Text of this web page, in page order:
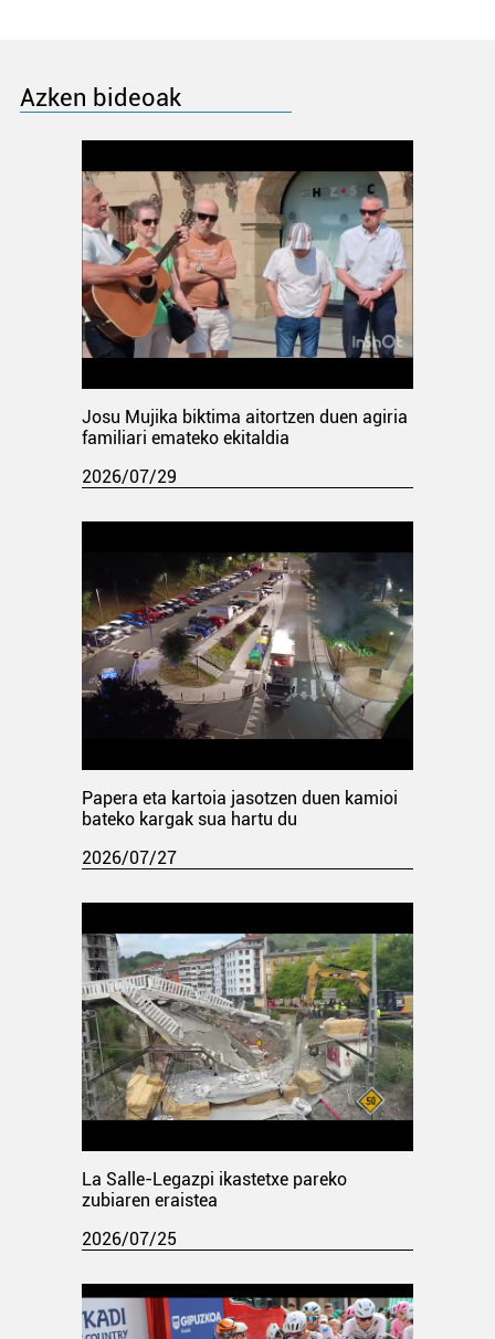
Azken bideoak
Josu Mujika biktima aitortzen duen agiria
familiari emateko ekitaldia
2026/07/29
Papera eta kartoia jasotzen duen kamioi
bateko kargak sua hartu du
2026/07/27
La Salle-Legazpi ikastetxe pareko
zubiaren eraistea
2026/07/25